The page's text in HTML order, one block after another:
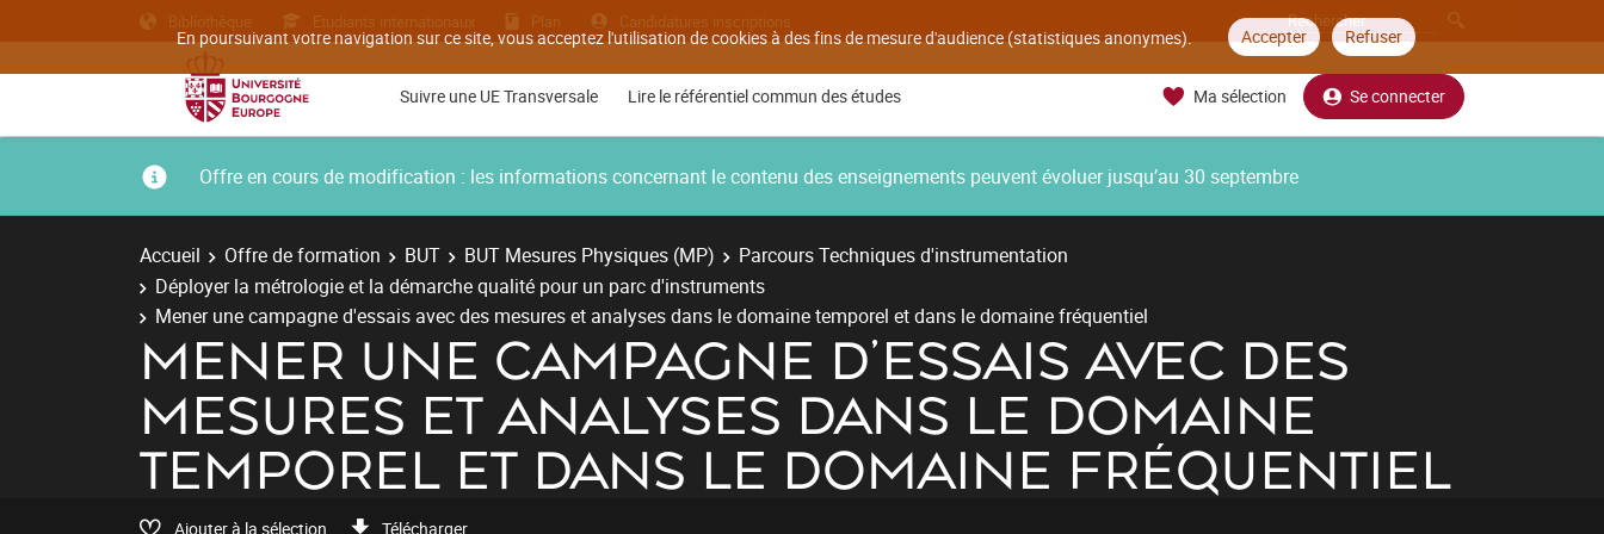
En poursuivant votre navigation sur ce site, vous acceptez l'utilisation de cookies à des fins de mesure d'audience (statistiques anonymes). Accepter Refuser
Bibliothèque Etudiants internationaux Plan Candidatures inscriptions
Suivre une UE Transversale Lire le référentiel commun des études Ma sélection Se connecter
Offre en cours de modification : les informations concernant le contenu des enseignements peuvent évoluer jusqu’au 30 septembre
Accueil Offre de formation BUT BUT Mesures Physiques (MP)
Parcours Techniques d'instrumentation
Déployer la métrologie et la démarche qualité pour un parc d'instruments
Mener une campagne d'essais avec des mesures et analyses dans le domaine temporel et dans le domaine fréquentiel
MENER UNE CAMPAGNE D'ESSAIS AVEC DES
MESURES ET ANALYSES DANS LE DOMAINE
TEMPOREL ET DANS LE DOMAINE FRÉQUENTIEL
Ajouter à la sélection Télécharger